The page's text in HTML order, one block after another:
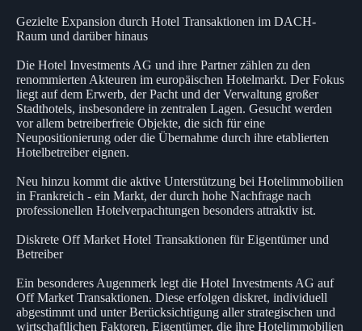
Gezielte Expansion durch Hotel Transaktionen im DACH-
Raum und darüber hinaus
Die Hotel Investments AG und ihre Partner zählen zu den
renommierten Akteuren im europäischen Hotelmarkt. Der Fokus
liegt auf dem Erwerb, der Pacht und der Verwaltung großer
Stadthotels, insbesondere in zentralen Lagen. Gesucht werden
vor allem betreiberfreie Objekte, die sich für eine
Neupositionierung oder die Übernahme durch ihre etablierten
Hotelbetreiber eignen.
Neu hinzu kommt die aktive Unterstützung bei Hotelimmobilien
in Frankreich - ein Markt, der durch hohe Nachfrage nach
professionellen Hotelverpachtungen besonders attraktiv ist.
Diskrete Off Market Hotel Transaktionen für Eigentümer und
Betreiber
Ein besonderes Augenmerk legt die Hotel Investments AG auf
Off Market Transaktionen. Diese erfolgen diskret, individuell
abgestimmt und unter Berücksichtigung aller strategischen und
wirtschaftlichen Faktoren. Eigentümer, die ihre Hotelimmobilien